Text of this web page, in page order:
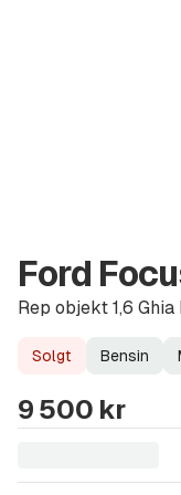
Ford
Rep objekt 1,6
Lagerstatus
Solgt
Drivstoff Bensin
Girkasse
Kilometerstand
Modellår
9 500 kr